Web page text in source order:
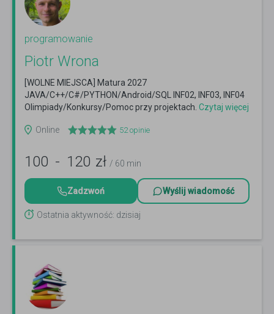
programowanie
Piotr Wrona
[WOLNE MIEJSCA] Matura 2027
JAVA/C++/C#/PYTHON/Android/SQL INF02, INF03, INF04
Olimpiady/Konkursy/Pomoc przy projektach. Czytaj więcej
Online 52opinie
100 - 120 zł / 60 min
Zadzwoń Wyślij wiadomość
Ostatnia aktywność: dzisiaj